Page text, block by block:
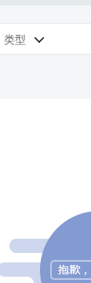
类型 